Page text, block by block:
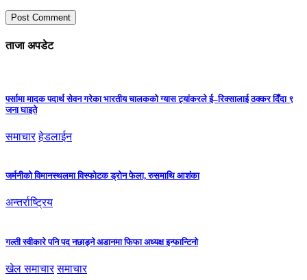
ताजा अपडेट
पर्सामा मादक पदार्थ सेवन गरेका भारतीय चालकको ग्यास ट्यांकरले ई–रिक्सालाई ठक्कर दिँदा ९
जना घाइते
समाचार हेडलाईन
जर्मनीको विमानस्थलमा विस्फोटक ड्रोन फेला, रुसमाथि आशंका
अन्तर्राष्ट्रिय
गल्ती स्वीकारे पनि पद नछाड्ने अडानमा फिफा अध्यक्ष इन्फान्टिनो
खेल समाचार समाचार